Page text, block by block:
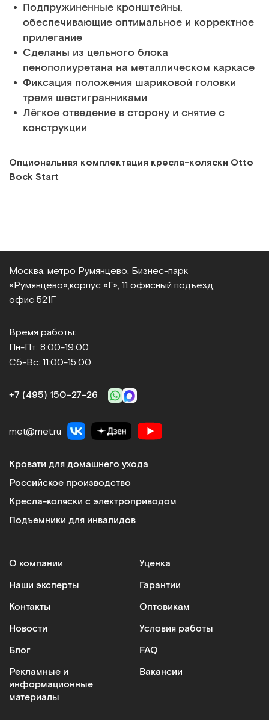
Подпружиненные кронштейны,
обеспечивающие оптимальное и корректное
прилегание
Сделаны из цельного блока
пенополиуретана на металлическом каркасе
Фиксация положения шариковой головки
тремя шестигранниками
Лёгкое отведение в сторону и снятие с
конструкции
Опциональная комплектация кресла-коляски Otto
Bock Start
Москва, метро Румянцево, Бизнес‑парк
«Румянцево», корпус «Г», 11 офисный подъезд,
офис 521Г
Время работы:
Пн-Пт: 8:00-19:00
Сб-Вс: 11:00-15:00
+7 (495) 150‑27‑26
met@met.ru
Кровати для домашнего ухода
Российское производство
Кресла-коляски с электроприводом
Подъемники для инвалидов
О компании
Наши эксперты
Контакты
Новости
Блог
Рекламные и
информационные
материалы
Уценка
Гарантии
Оптовикам
Условия работы
FAQ
Вакансии